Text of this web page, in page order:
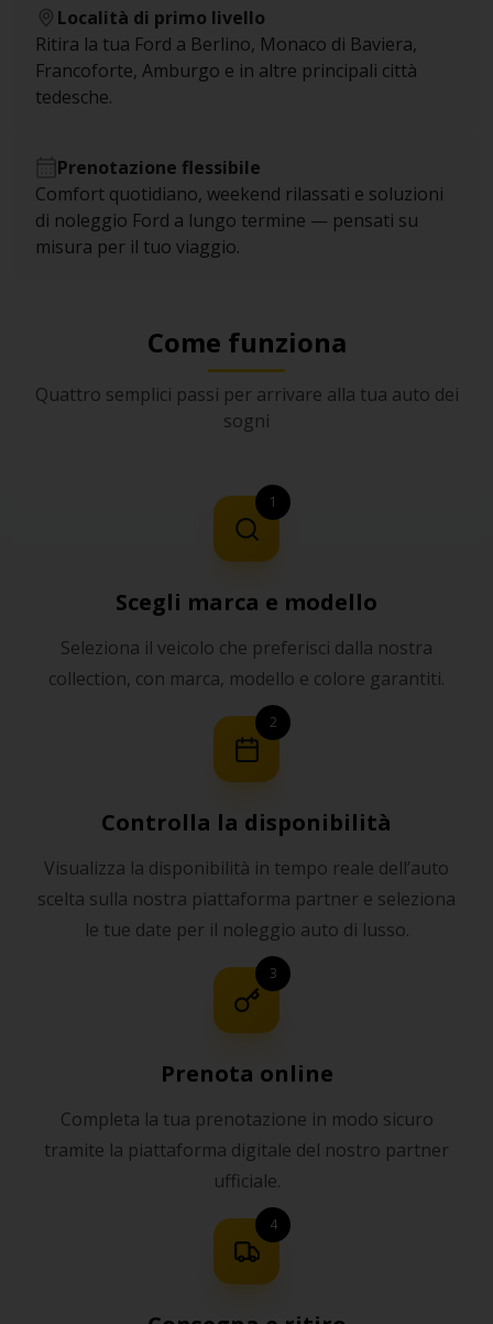
Località di primo livello
Ritira la tua Ford a Berlino, Monaco di Baviera,
Francoforte, Amburgo e in altre principali città
tedesche.
Prenotazione flessibile
Comfort quotidiano, weekend rilassati e soluzioni
di noleggio Ford a lungo termine — pensati su
misura per il tuo viaggio.
Come funziona
Quattro semplici passi per arrivare alla tua auto dei
sogni
1
Scegli marca e modello
Seleziona il veicolo che preferisci dalla nostra
collection, con marca, modello e colore garantiti.
2
Controlla la disponibilità
Visualizza la disponibilità in tempo reale dell’auto
scelta sulla nostra piattaforma partner e seleziona
le tue date per il noleggio auto di lusso.
3
Prenota online
Completa la tua prenotazione in modo sicuro
tramite la piattaforma digitale del nostro partner
ufficiale.
4